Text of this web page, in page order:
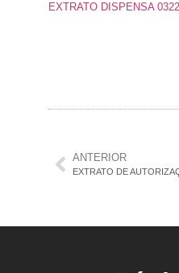
EXTRATO DISPENSA
ANTERIOR
EXTRATO DE